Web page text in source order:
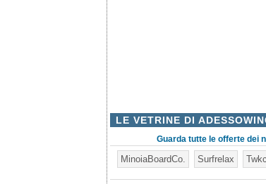
LE VETRINE DI
Guarda tutte le offerte dei
MinoiaBoardCo. Surfrelax